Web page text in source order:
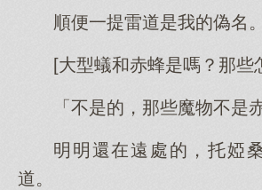
順便一提雷道是我的偽名。
[大型蟻和赤蜂是嗎？那些
「不是的，那些魔物不是
明明還在遠處的，托婭
道。